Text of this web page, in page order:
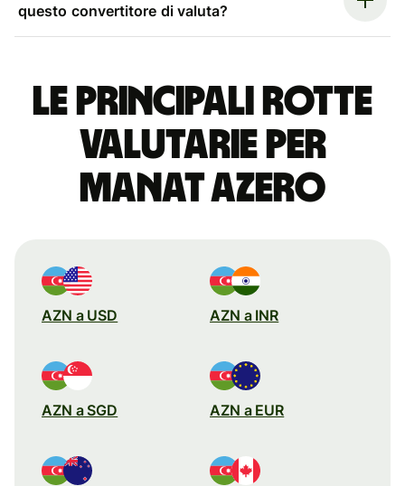
questo convertitore di valuta?
Le principali rotte
valutarie per
manat azero
AZN a USD AZN a INR
AZN a SGD AZN a EUR